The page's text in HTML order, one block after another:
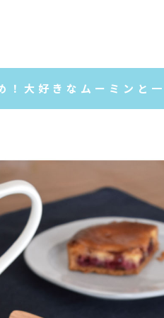
大好きなムーミンと